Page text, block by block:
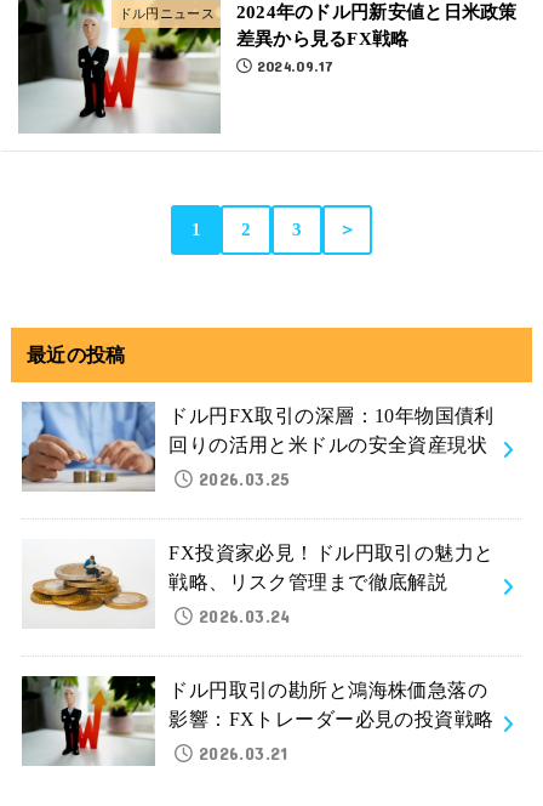
ドル円ニュース
2024年のドル円新安値と日米政策
差異から見るFX戦略
2024.09.17
1 2 3 ＞
最近の投稿
ドル円FX取引の深層：10年物国債利
回りの活用と米ドルの安全資産現状
2026.03.25
FX投資家必見！ドル円取引の魅力と
戦略、リスク管理まで徹底解説
2026.03.24
ドル円取引の勘所と鴻海株価急落の
影響：FXトレーダー必見の投資戦略
2026.03.21